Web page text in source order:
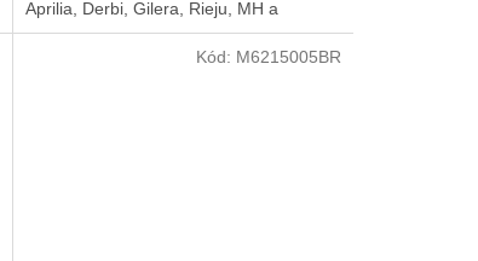
hvězdiček.
Aprilia, Derbi, Gilera, Rieju, MH a
Yamaha.
Kód: M6215005BR